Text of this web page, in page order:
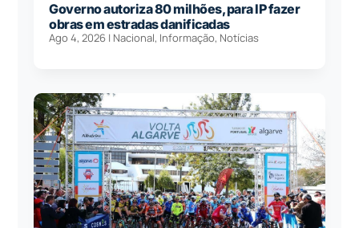
Governo autoriza 80 milhões, para IP fazer
obras em estradas danificadas
Ago 4, 2026 | Nacional, Informação, Notícias